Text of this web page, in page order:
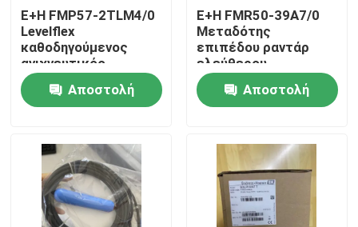
Σπίτι
Σχετικά με εμάς
E+H FMP57-2TLM4/0
Levelflex
καθοδηγούμενος
ανιχνευτικός
μεταδότης επιπέδου
Αποστολή
E+H FMR50-39A7/0
Μεταδότης
επιπέδου ραντάρ
ελεύθερου
διαστήματος
Αποστολή